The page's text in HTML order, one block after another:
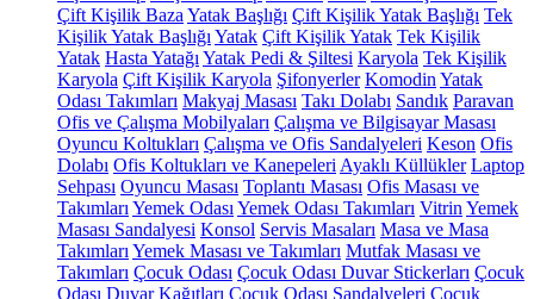
Çift Kişilik Baza Yatak Başlığı Çift Kişilik Yatak Başlığı Tek
Kişilik Yatak Başlığı Yatak Çift Kişilik Yatak Tek Kişilik
Yatak Hasta Yatağı Yatak Pedi & Şiltesi Karyola Tek Kişilik
Karyola Çift Kişilik Karyola Şifonyerler Komodin Yatak
Odası Takımları Makyaj Masası Takı Dolabı Sandık Paravan
Ofis ve Çalışma Mobilyaları Çalışma ve Bilgisayar Masası
Oyuncu Koltukları Çalışma ve Ofis Sandalyeleri Keson Ofis
Dolabı Ofis Koltukları ve Kanepeleri Ayaklı Küllükler Laptop
Sehpası Oyuncu Masası Toplantı Masası Ofis Masası ve
Takımları Yemek Odası Yemek Odası Takımları Vitrin Yemek
Masası Sandalyesi Konsol Servis Masaları Masa ve Masa
Takımları Yemek Masası ve Takımları Mutfak Masası ve
Takımları Çocuk Odası Çocuk Odası Duvar Stickerları Çocuk
Odası Duvar Kağıtları Çocuk Odası Sandalyeleri Çocuk